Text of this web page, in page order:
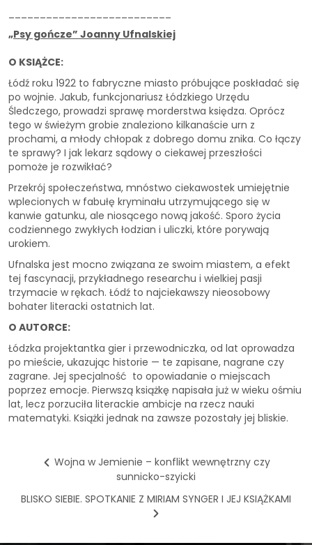
„Psy gończe” Joanny Ufnalskiej
O KSIĄŻCE:
Łódź roku 1922 to fabryczne miasto próbujące poskładać się
po wojnie. Jakub, funkcjonariusz Łódzkiego Urzędu
Śledczego, prowadzi sprawę morderstwa księdza. Oprócz
tego w świeżym grobie znaleziono kilkanaście urn z
prochami, a młody chłopak z dobrego domu znika. Co łączy
te sprawy? I jak lekarz sądowy o ciekawej przeszłości
pomoże je rozwikłać?
Przekrój społeczeństwa, mnóstwo ciekawostek umiejętnie
wplecionych w fabułę kryminału utrzymującego się w
kanwie gatunku, ale niosącego nową jakość. Sporo życia
codziennego zwykłych łodzian i uliczki, które porywają
urokiem.
Ufnalska jest mocno związana ze swoim miastem, a efekt
tej fascynacji, przykładnego researchu i wielkiej pasji
trzymacie w rękach. Łódź to najciekawszy nieosobowy
bohater literacki ostatnich lat.
O AUTORCE:
Łódzka projektantka gier i przewodniczka, od lat oprowadza
po mieście, ukazując historie — te zapisane, nagrane czy
zagrane. Jej specjalność to opowiadanie o miejscach
poprzez emocje. Pierwszą książkę napisała już w wieku ośmiu
lat, lecz porzuciła literackie ambicje na rzecz nauki
matematyki. Książki jednak na zawsze pozostały jej bliskie.
Wojna w Jemienie – konflikt wewnętrzny czy
sunnicko-szyicki
BLISKO SIEBIE. SPOTKANIE Z MIRIAM SYNGER I JEJ KSIĄŻKAMI